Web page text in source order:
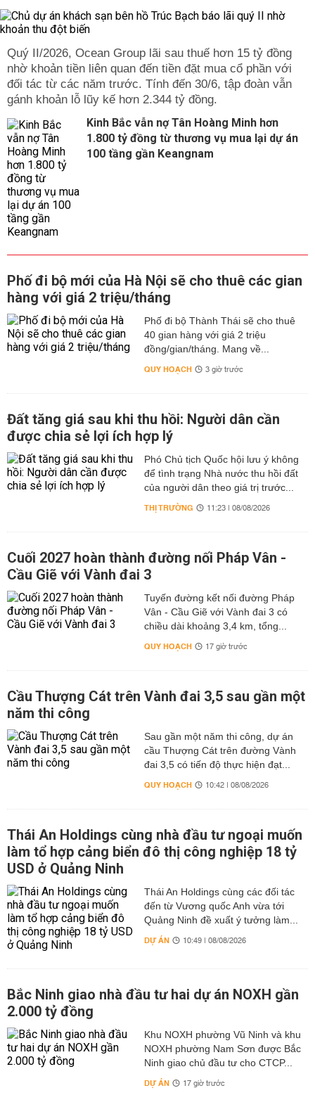
Quý II/2026, Ocean Group lãi sau thuế hơn 15 tỷ đồng
nhờ khoản tiền liên quan đến tiền đặt mua cổ phần với
đối tác từ các năm trước. Tính đến 30/6, tập đoàn vẫn
gánh khoản lỗ lũy kế hơn 2.344 tỷ đồng.
Kinh Bắc vẫn nợ Tân Hoàng Minh hơn
1.800 tỷ đồng từ thương vụ mua lại dự án
100 tầng gần Keangnam
Phố đi bộ mới của Hà Nội sẽ cho thuê các gian
hàng với giá 2 triệu/tháng
Phố đi bộ Thành Thái sẽ cho thuê
40 gian hàng với giá 2 triệu
đồng/gian/tháng. Mang về...
QUY HOẠCH 3 giờ trước
Đất tăng giá sau khi thu hồi: Người dân cần
được chia sẻ lợi ích hợp lý
Phó Chủ tịch Quốc hội lưu ý không
để tình trạng Nhà nước thu hồi đất
của người dân theo giá trị trước...
THỊ TRƯỜNG 11:23 | 08/08/2026
Cuối 2027 hoàn thành đường nối Pháp Vân -
Cầu Giẽ với Vành đai 3
Tuyến đường kết nối đường Pháp
Vân - Cầu Giẽ với Vành đai 3 có
chiều dài khoảng 3,4 km, tổng...
QUY HOẠCH 17 giờ trước
Cầu Thượng Cát trên Vành đai 3,5 sau gần một
năm thi công
Sau gần một năm thi công, dự án
cầu Thượng Cát trên đường Vành
đai 3,5 có tiến độ thực hiện đạt...
QUY HOẠCH 10:42 | 08/08/2026
Thái An Holdings cùng nhà đầu tư ngoại muốn
làm tổ hợp cảng biển đô thị công nghiệp 18 tỷ
USD ở Quảng Ninh
Thái An Holdings cùng các đối tác
đến từ Vương quốc Anh vừa tới
Quảng Ninh đề xuất ý tưởng làm...
DỰ ÁN 10:49 | 08/08/2026
Bắc Ninh giao nhà đầu tư hai dự án NOXH gần
2.000 tỷ đồng
Khu NOXH phường Vũ Ninh và khu
NOXH phường Nam Sơn được Bắc
Ninh giao chủ đầu tư cho CTCP...
DỰ ÁN 17 giờ trước